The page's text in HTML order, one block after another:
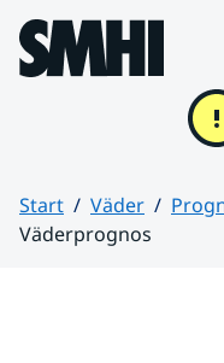
Hoppa till sidans innehåll
Start Väder
Väderprognos